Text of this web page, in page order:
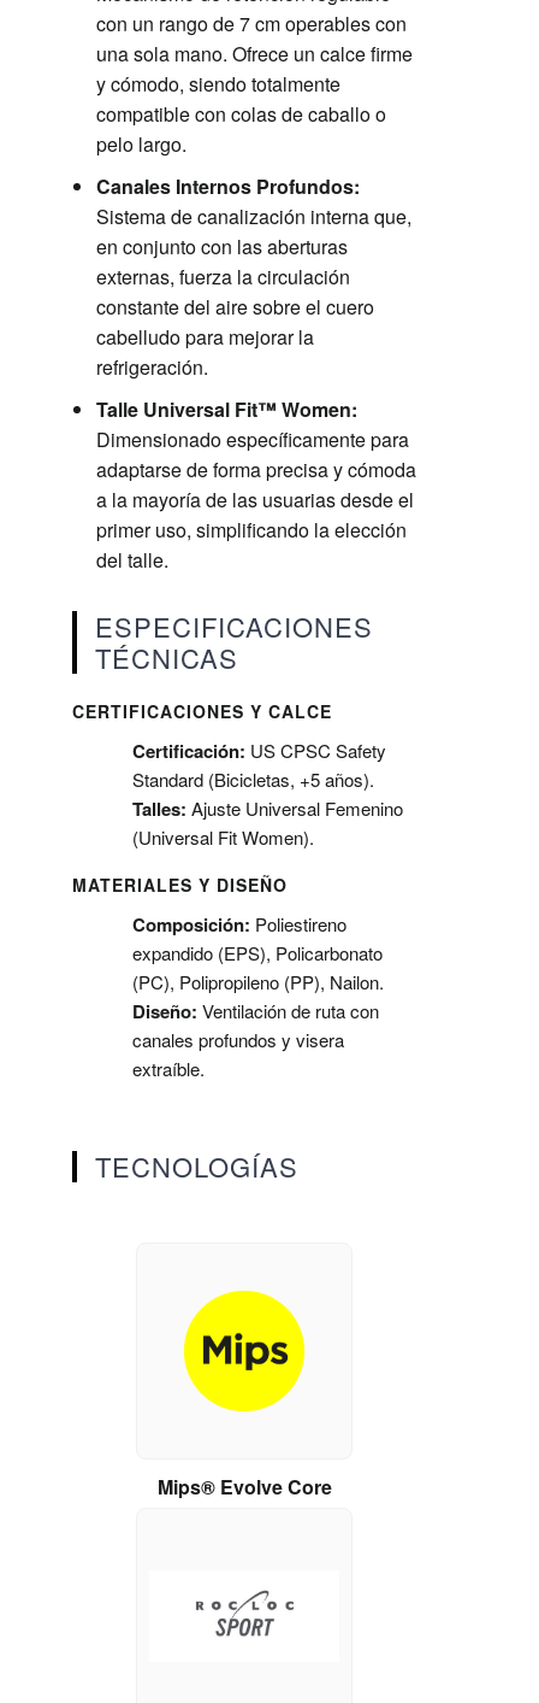
con un rango de 7 cm operables con
una sola mano. Ofrece un calce firme
y cómodo, siendo totalmente
compatible con colas de caballo o
pelo largo.
Canales Internos Profundos:
Sistema de canalización interna que,
en conjunto con las aberturas
externas, fuerza la circulación
constante del aire sobre el cuero
cabelludo para mejorar la
refrigeración.
Talle Universal Fit™ Women:
Dimensionado específicamente para
adaptarse de forma precisa y cómoda
a la mayoría de las usuarias desde el
primer uso, simplificando la elección
del talle.
ESPECIFICACIONES
TÉCNICAS
CERTIFICACIONES Y CALCE
Certificación: US CPSC Safety
Standard (Bicicletas, +5 años).
Talles: Ajuste Universal Femenino
(Universal Fit Women).
MATERIALES Y DISEÑO
Composición: Poliestireno
expandido (EPS), Policarbonato
(PC), Polipropileno (PP), Nailon.
Diseño: Ventilación de ruta con
canales profundos y visera
extraíble.
TECNOLOGÍAS
Mips® Evolve Core